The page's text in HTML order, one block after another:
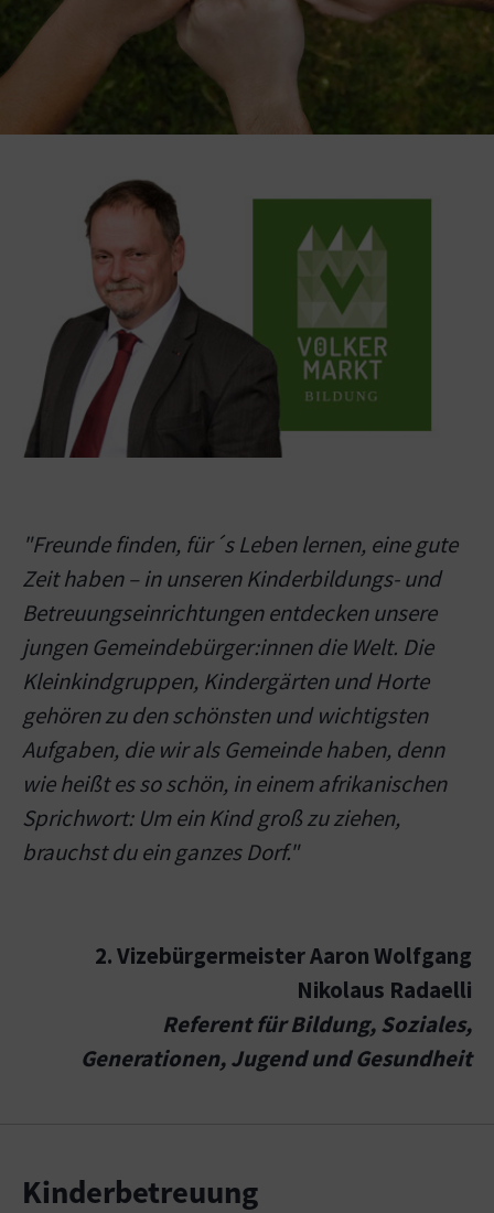
"Freunde finden, für´s Leben lernen, eine gute
Zeit haben – in unseren Kinderbildungs- und
Betreuungseinrichtungen entdecken unsere
jungen Gemeindebürger:innen die Welt. Die
Kleinkindgruppen, Kindergärten und Horte
gehören zu den schönsten und wichtigsten
Aufgaben, die wir als Gemeinde haben, denn
wie heißt es so schön, in einem afrikanischen
Sprichwort: Um ein Kind groß zu ziehen,
brauchst du ein ganzes Dorf."
2. Vizebürgermeister Aaron Wolfgang
Nikolaus Radaelli
Referent für Bildung, Soziales,
Generationen, Jugend und Gesundheit
Kinderbetreuung